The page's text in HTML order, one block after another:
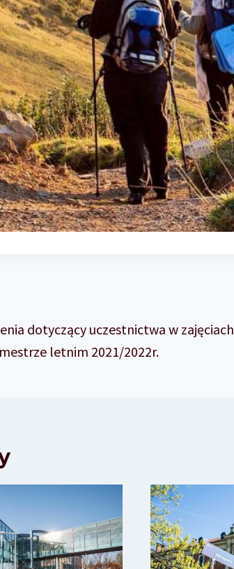
dotyczący uczestnictwa w zajęciach
letnim 2021/2022r.